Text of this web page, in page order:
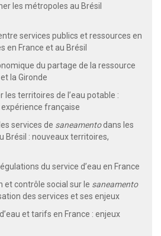
les métropoles au Brésil
services publics et ressources en
en France et au Brésil
du partage de la ressource
la Gironde
les territoires de l’eau potable :
expérience française
services de saneamentodans les
Brésil : nouveaux territoires,
du service d’eau en France
et contrôle social sur le saneamento
des services et ses enjeux
et tarifs en France : enjeux